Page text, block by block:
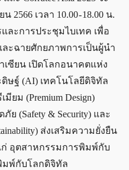
2566 เวลา 10.00 - 18.00 น.
และการประชุมไบเทค เพื่อ
ะฉายศักยภาพการเป็นผู้นำ
ซียน เปิดโลกอนาคตแห่ง
ษฐ์ (AI) เทคโนโลยีดิจิทัล
ยม (Premium Design)
(Safety & Security) และ
ส่งเสริมความยั่งยืน
อุตสาหกรรมการพิมพ์กับ
มพ์กับโลกดิจิทัล